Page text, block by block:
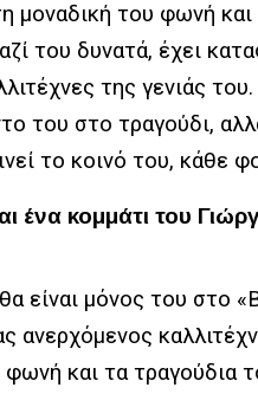
μοναδική του φωνή
του δυνατά, έχει
της γενιάς του.
του στο τραγούδι,
το κοινό του, κάθε
ένα κομμάτι του
είναι μόνος του στο
ανερχόμενος
φωνή και τα τραγούδια